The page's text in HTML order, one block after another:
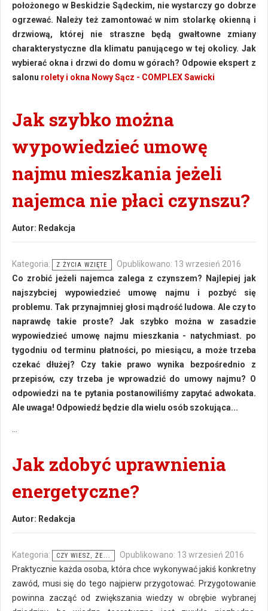
położonego w Beskidzie Sądeckim, nie wystarczy go dobrze
ogrzewać. Należy też zamontować w nim stolarkę okienną i
drzwiową, której nie straszne będą gwałtowne zmiany
charakterystyczne dla klimatu panującego w tej okolicy. Jak
wybierać okna i drzwi do domu w górach? Odpowie ekspert z
salonu rolety i okna Nowy Sącz - COMPLEX Sawicki
Jak szybko można
wypowiedzieć umowę
najmu mieszkania jeżeli
najemca nie płaci czynszu?
Autor: Redakcja
Kategoria: Z ŻYCIA WZIĘTE
Opublikowano: 13 wrzesień 2016
Co zrobić jeżeli najemca zalega z czynszem? Najlepiej jak
najszybciej wypowiedzieć umowę najmu i pozbyć się
problemu. Tak przynajmniej głosi mądrość ludowa. Ale czy to
naprawdę takie proste? Jak szybko można w zasadzie
wypowiedzieć umowę najmu mieszkania - natychmiast. po
tygodniu od terminu płatności, po miesiącu, a może trzeba
czekać dłużej? Czy takie prawo wynika bezpośrednio z
przepisów, czy trzeba je wprowadzić do umowy najmu? O
odpowiedzi na te pytania postanowiliśmy zapytać adwokata.
Ale uwaga! Odpowiedź będzie dla wielu osób szokująca...
Jak zdobyć uprawnienia
energetyczne?
Autor: Redakcja
Kategoria: CZY WIESZ, ŻE...
Opublikowano: 13 wrzesień 2016
Praktycznie każda osoba, która chce wykonywać jakiś konkretny
zawód, musi się do tego najpierw przygotować. Przygotowanie
powinna zacząć od zwiększania wiedzy w obrębie wybranej